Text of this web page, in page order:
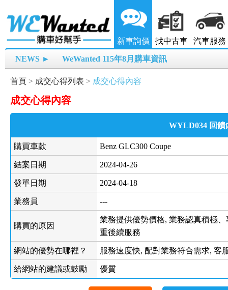
新車詢價 找中古車 汽車服務
NEWS ► WeWanted 115年8月購車資訊
首頁 > 成交心得列表 > 成交心得內容
成交心得內容
WYLD034 回饋
購買車款 Benz GLC300 Coupe
結案日期 2024-04-26
發單日期 2024-04-18
業務員 ---
購買的原因
業務提供優勢價格, 業務認真積極
重後續服務
網站的優勢在哪裡？ 服務速度快, 配對業務符合需求, 客
給網站的建議或鼓勵 優質